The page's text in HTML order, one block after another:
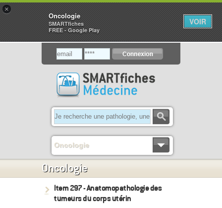
Oncologie
Oncologie
Item 297 - Anatomopathologie des
tumeurs du corps utérin
×
Oncologie
SMARTfiches
FREE - Google Play
VOIR